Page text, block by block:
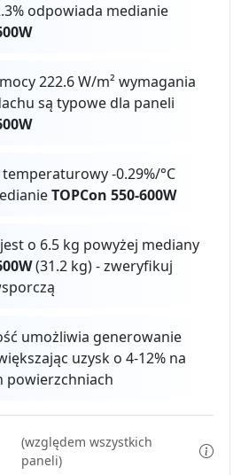
odpowiada medianie
222.6 W/m² wymagania
są typowe dla paneli
temperaturowy -0.29%/°C
TOPCon 550-600W
o 6.5 kg powyżej mediany
(31.2 kg) - zweryfikuj
umożliwia generowanie
uzysk o 4-12% na
powierzchniach
(względem wszystkich
paneli)